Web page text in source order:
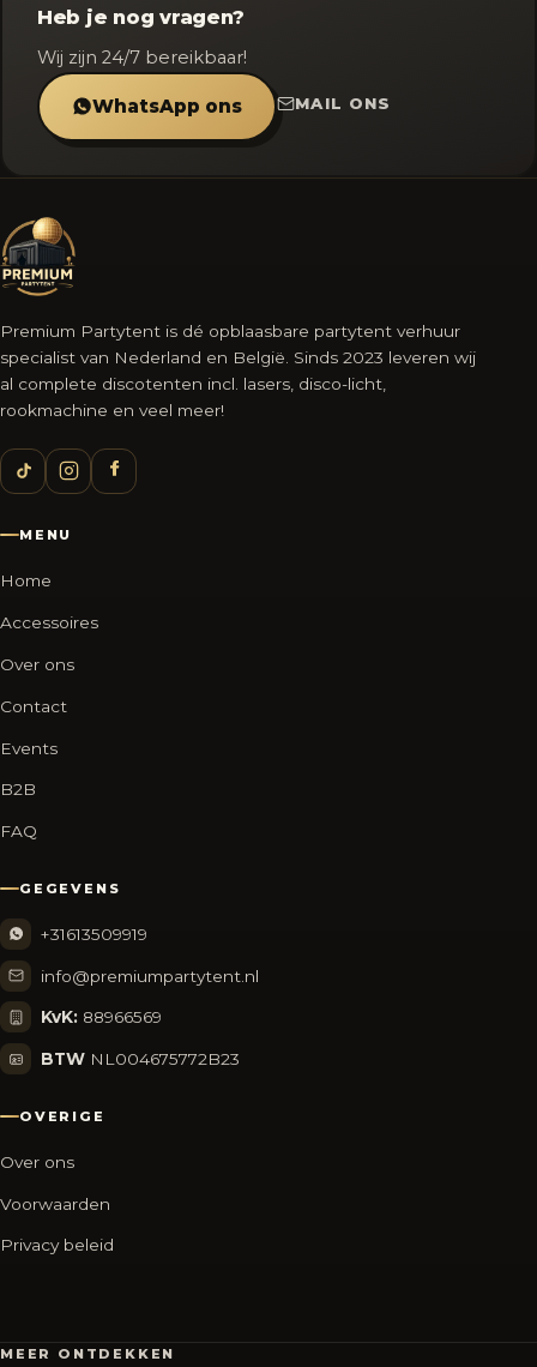
Heb je nog vragen?
Wij zijn 24/7 bereikbaar!
WhatsApp ons MAIL ONS
Premium Partytent is dé opblaasbare partytent verhuur
specialist van Nederland en België. Sinds 2023 leveren wij
al complete discotenten incl. lasers, disco-licht,
rookmachine en veel meer!
MENU
Home
Accessoires
Over ons
Contact
Events
B2B
FAQ
GEGEVENS
+31613509919
info@premiumpartytent.nl
KvK: 88966569
BTW NL004675772B23
OVERIGE
Over ons
Voorwaarden
Privacy beleid
MEER ONTDEKKEN